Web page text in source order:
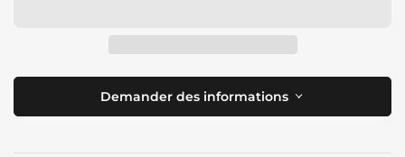
Demander des informations